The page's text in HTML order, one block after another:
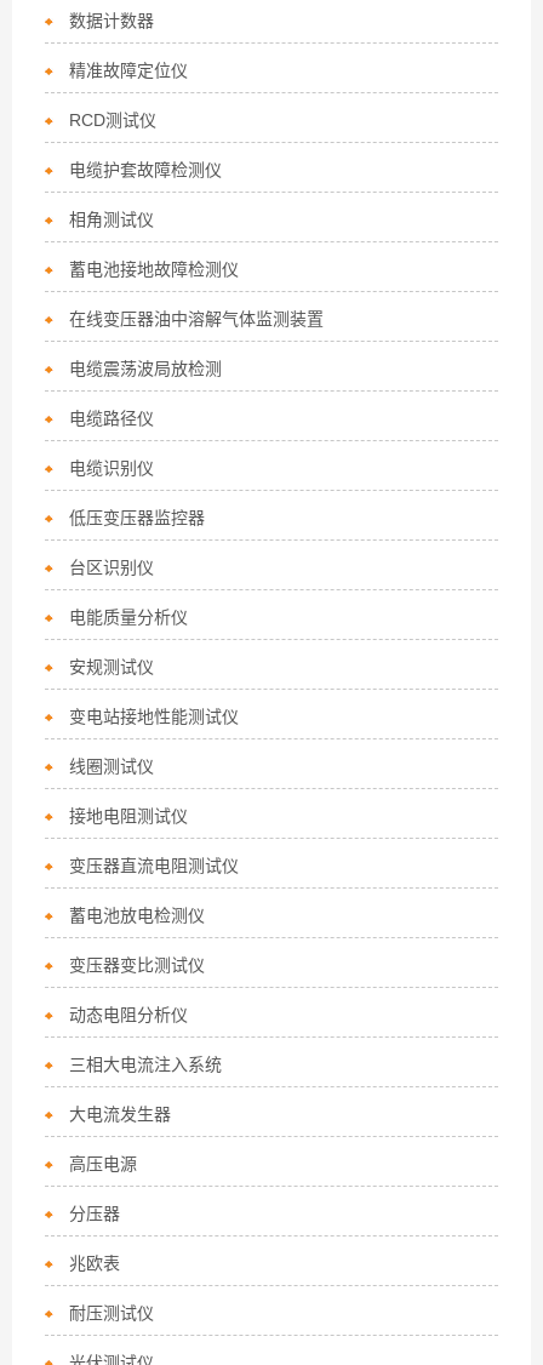
数据计数器
精准故障定位仪
RCD测试仪
电缆护套故障检测仪
相角测试仪
蓄电池接地故障检测仪
在线变压器油中溶解气体监测装置
电缆震荡波局放检测
电缆路径仪
电缆识别仪
低压变压器监控器
台区识别仪
电能质量分析仪
安规测试仪
变电站接地性能测试仪
线圈测试仪
接地电阻测试仪
变压器直流电阻测试仪
蓄电池放电检测仪
变压器变比测试仪
动态电阻分析仪
三相大电流注入系统
大电流发生器
高压电源
分压器
兆欧表
耐压测试仪